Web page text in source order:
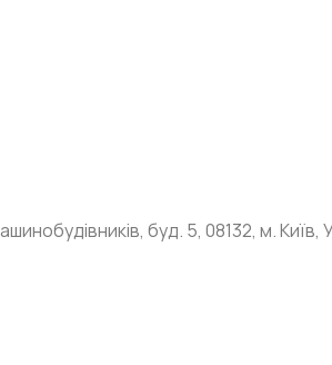
буд. 5, 08132, м. Київ,